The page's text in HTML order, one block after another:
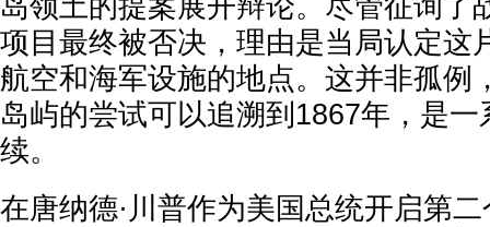
岛领土的提案展开辩论。尽管征询了
项目最终被否决，理由是当局认定这
航空和海军设施的地点。这并非孤例
岛屿的尝试可以追溯到1867年，是
续。
在唐纳德·川普作为美国总统开启第